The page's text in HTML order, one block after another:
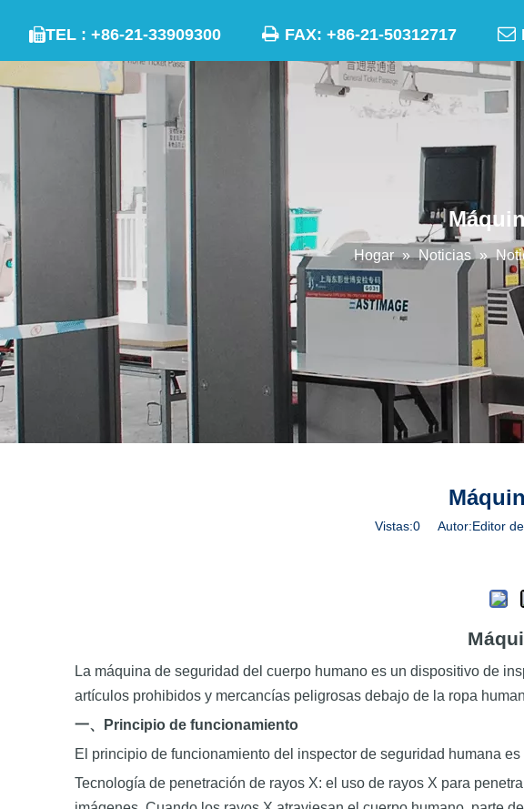
TEL : +86-21-33909300  FAX: +86-21-50312717 
Hogar » Noticias »
Vistas:0Autor:Editor
La máquina de seguridad del cuerpo humano es un dispositivo de
artículos prohibidos y mercancías peligrosas debajo de la ropa
一、
Principio de funcionamiento
El principio de funcionamiento del inspector de seguridad humana
Tecnología de penetración de rayos X: el uso de rayos X para